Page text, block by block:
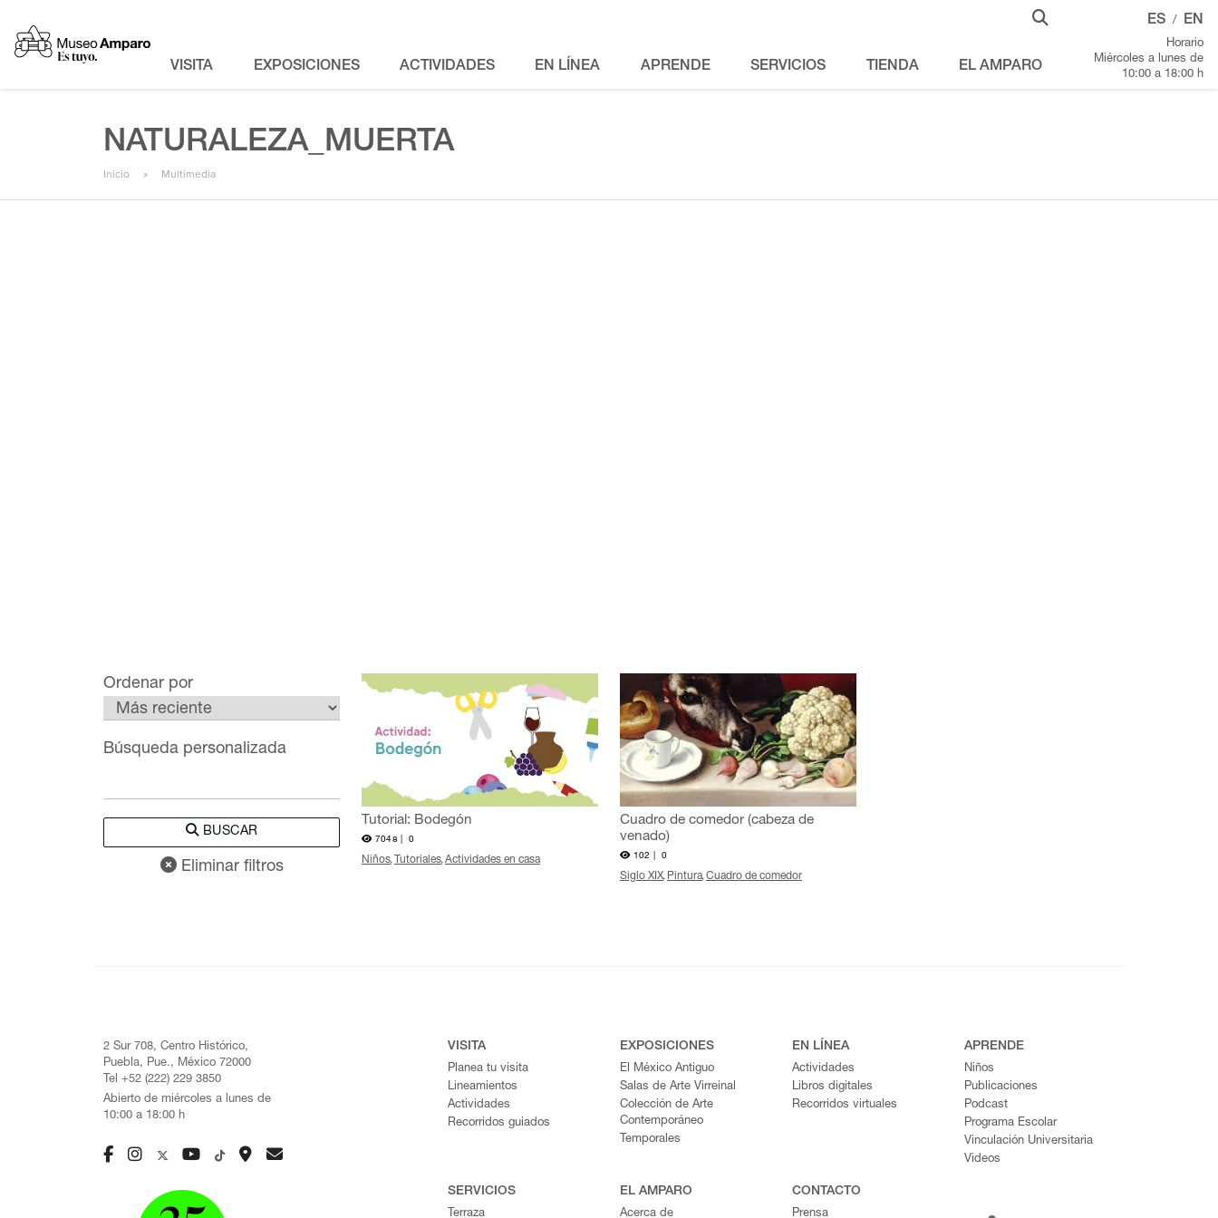
VISITA EXPOSICIONES ACTIVIDADES EN LÍNEA APRENDE SERVICIOS TIENDA EL AMPARO
ES / EN
Horario
Miércoles a lunes de
10:00 a 18:00 h
NATURALEZA_MUERTA
Inicio Multimedia
Ordenar por
Búsqueda personalizada
BUSCAR
Eliminar filtros
Tutorial: Bodegón
7048 | 0
Niños Tutoriales Actividades en casa
Cuadro de comedor (cabeza de
venado)
102 | 0
Siglo XIX Pintura Cuadro de comedor
2 Sur 708, Centro Histórico,
Puebla, Pue., México 72000
Tel +52 (222) 229 3850
Abierto de miércoles a lunes de
10:00 a 18:00 h
VISITA
Planea tu visita
Lineamientos
Actividades
Recorridos guiados
EXPOSICIONES
El México Antiguo
Salas de Arte Virreinal
Colección de Arte
Contemporáneo
Temporales
EN LÍNEA
Actividades
Libros digitales
Recorridos virtuales
APRENDE
Niños
Publicaciones
Podcast
Programa Escolar
Vinculación Universitaria
Videos
SERVICIOS
Terraza
EL AMPARO
Acerca de
CONTACTO
Prensa